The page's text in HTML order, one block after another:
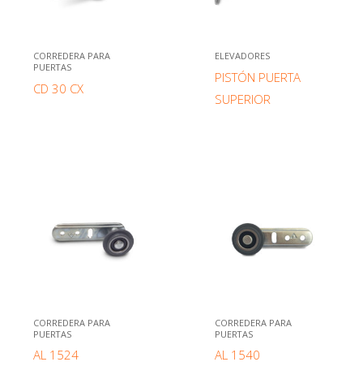
CORREDERA PARA
PUERTAS
CD 30 CX
ELEVADORES
PISTÓN PUERTA
SUPERIOR
CORREDERA PARA
PUERTAS
AL 1524
CORREDERA PARA
PUERTAS
AL 1540